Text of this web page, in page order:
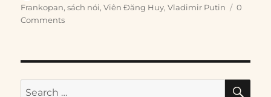
on
Frankopan,sách nói,Viên Đăng Huy,Vladimir Putin
0
Comments
Search